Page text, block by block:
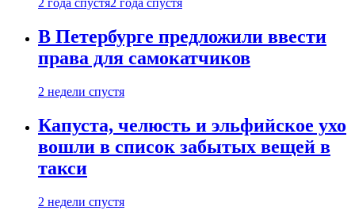
2 года спустя2 года спустя
В Петербурге предложили ввести
права для самокатчиков
2 недели спустя
Капуста, челюсть и эльфийское ухо
вошли в список забытых вещей в
такси
2 недели спустя